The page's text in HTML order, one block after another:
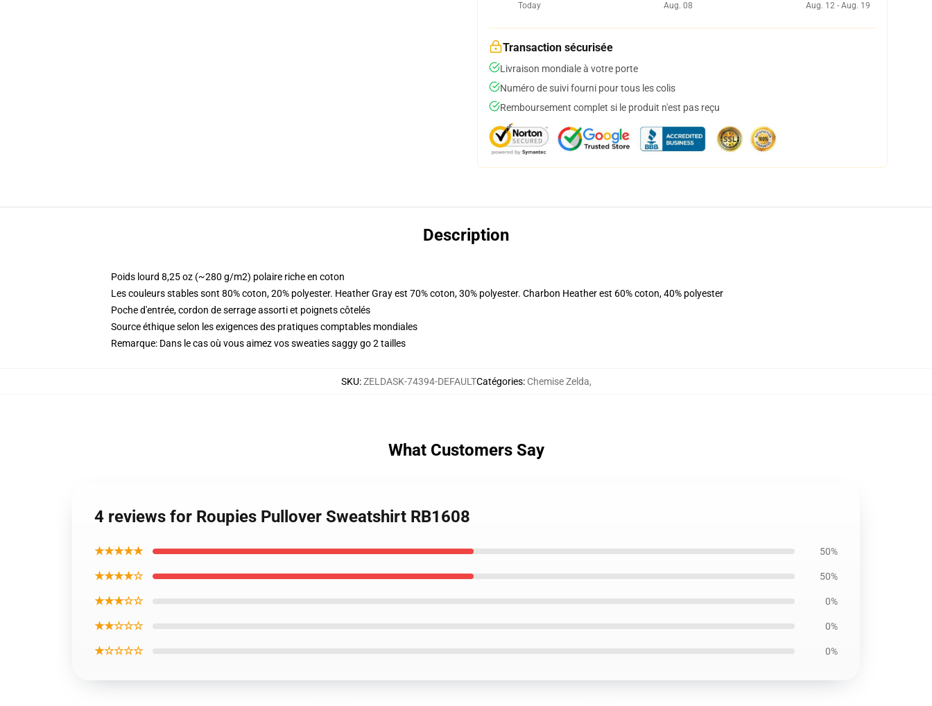
Today
Aug. 08
Aug. 12 - Aug. 19
Transaction sécurisée
Livraison mondiale à votre porte
Numéro de suivi fourni pour tous les colis
Remboursement complet si le produit n'est pas reçu
Description
Poids lourd 8,25 oz (~280 g/m2) polaire riche en coton
Les couleurs stables sont 80% coton, 20% polyester. Heather Gray est 70% coton, 30% polyester. Charbon Heather est 60% coton, 40% polyester
Poche d'entrée, cordon de serrage assorti et poignets côtelés
Source éthique selon les exigences des pratiques comptables mondiales
Remarque: Dans le cas où vous aimez vos sweaties saggy go 2 tailles
SKU:ZELDASK-74394-DEFAULTCatégories: Chemise Zelda,
What Customers Say
4 reviews for Roupies Pullover Sweatshirt RB1608
★★★★★ 50%
★★★★☆ 50%
★★★☆☆ 0%
★★☆☆☆ 0%
★☆☆☆☆ 0%